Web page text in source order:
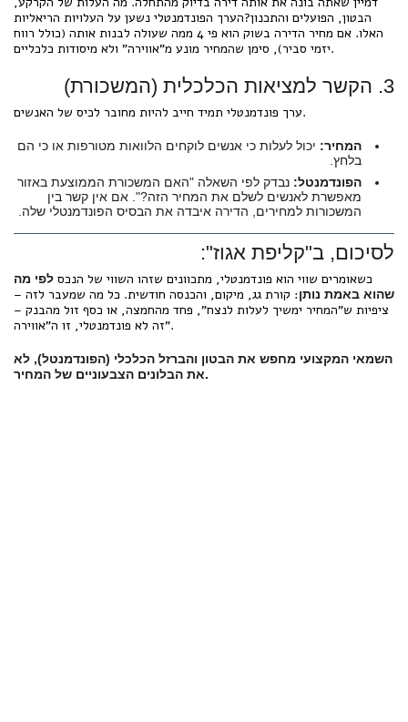
הבטון, הפועלים והתכנון?הערך הפונדמנטלי נשען על העלויות הריאליות
האלו. אם מחיר הדירה בשוק הוא פי 4 ממה שעולה לבנות אותה (כולל רווח
יזמי סביר), סימן שהמחיר מונע מ"אווירה" ולא מיסודות כלכליים.
3. הקשר למציאות הכלכלית (המשכורת)
ערך פונדמנטלי תמיד חייב להיות מחובר לכיס של האנשים.
המחיר: יכול לעלות כי אנשים לוקחים הלוואות מטורפות או כי הם
בלחץ.
הפונדמנטל: נבדק לפי השאלה "האם המשכורת הממוצעת באזור
מאפשרת לאנשים לשלם את המחיר הזה?". אם אין קשר בין
המשכורות למחירים, הדירה איבדה את הבסיס הפונדמנטלי שלה.
לסיכום, ב"קליפת אגוז":
כשאומרים שווי הוא פונדמנטלי, מתכוונים שזהו השווי של הנכס לפי מה
שהוא באמת נותן: קורת גג, מיקום, והכנסה חודשית. כל מה שמעבר לזה –
ציפיות ש"המחיר ימשיך לעלות לנצח", פחד מהחמצה, או כסף זול מהבנק –
זה לא פונדמנטלי, זו ה"אווירה".
השמאי המקצועי מחפש את הבטון והברזל הכלכלי (הפונדמנטל), לא
את הבלונים הצבעוניים של המחיר.